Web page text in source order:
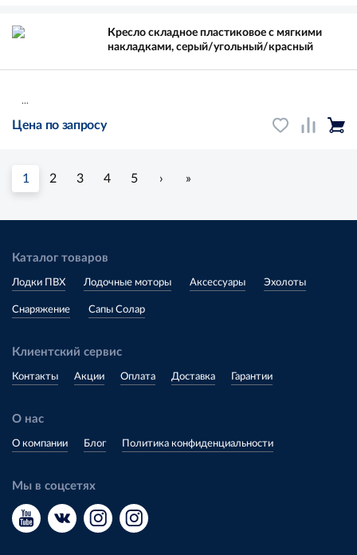
Кресло складное пластиковое с мягкими
накладками, серый/угольный/красный
...
Цена по запросу
1 2 3 4 5 › »
Каталог товаров
Лодки ПВХ Лодочные моторы Аксессуары Эхолоты
Снаряжение Сапы Солар
Клиентский сервис
Контакты Акции Оплата Доставка Гарантии
О нас
О компании Блог Политика конфиденциальности
Мы в соцсетях